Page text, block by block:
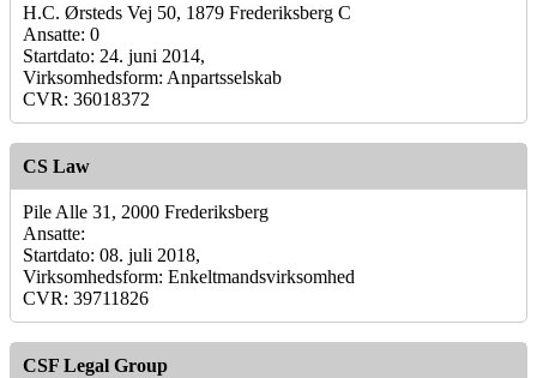
H.C. Ørsteds Vej 50, 1879 Frederiksberg C
Ansatte: 0
Startdato: 24. juni 2014,
Virksomhedsform: Anpartsselskab
CVR: 36018372
CS Law
Pile Alle 31, 2000 Frederiksberg
Ansatte:
Startdato: 08. juli 2018,
Virksomhedsform: Enkeltmandsvirksomhed
CVR: 39711826
CSF Legal Group